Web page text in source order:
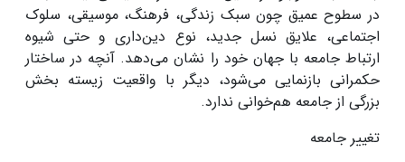
در سطوح عمیق‌ چون سبک زندگی، فرهنگ، موسیقی، سلوک
اجتماعی، علایق نسل جدید، نوع دین‌داری و حتی شیوه
ارتباط جامعه با جهان خود را نشان می‌دهد. آنچه در ساختار
حکمرانی بازنمایی می‌شود، دیگر با واقعیت زیسته بخش
بزرگی از جامعه هم‌خوانی ندارد.
تغییر جامعه